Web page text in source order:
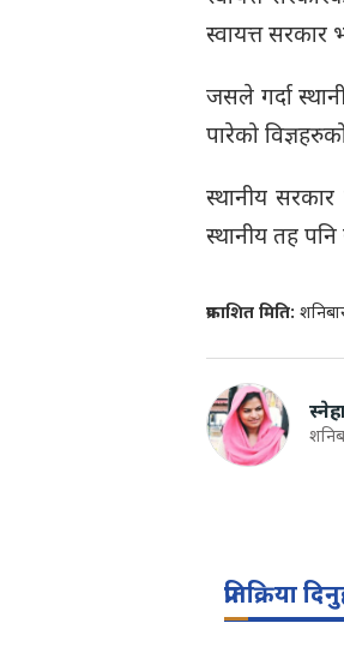
स्वायत्त सरकार
जसले गर्दा
पारेको
स्थानीय
स्थानीय तह
प्रकाशित मिति:
प्रतिक्रिया